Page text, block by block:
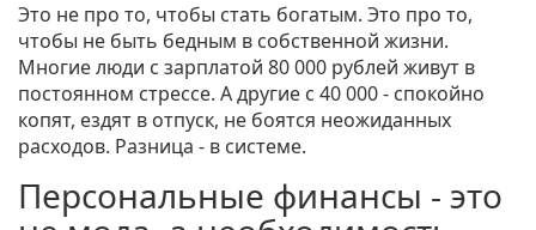
Это не про то, чтобы стать богатым. Это про то,
чтобы не быть бедным в собственной жизни.
Многие люди с зарплатой 80 000 рублей живут в
постоянном стрессе. А другие с 40 000 - спокойно
копят, ездят в отпуск, не боятся неожиданных
расходов. Разница - в системе.
Персональные финансы - это